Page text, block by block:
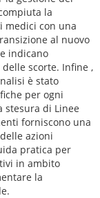
la
medici con una
al nuovo
indicano
scorte. Infine ,
è stato
per ogni
di Linee
forniscono una
azioni
pratica per
in ambito
la